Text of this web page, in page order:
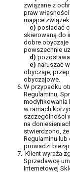
związane z
praw
mające
c) posiadać
skierowaną do
dobre obyczaje
powszechnie
d)
e) naruszać
obyczaje,
obyczajowe.
W przypadku
Regulaminu,
modyfikowania
w ramach
szczególności
na
stwierdzono,
Regulaminu
prowadzi
Klient wyraża
Sprzedawcę
Internetowej